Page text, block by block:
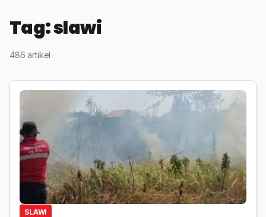
Tag: slawi
486 artikel
SLAWI